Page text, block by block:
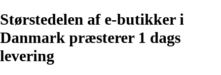
Størstedelen af e-butikker i
Danmark præsterer 1 dags
levering